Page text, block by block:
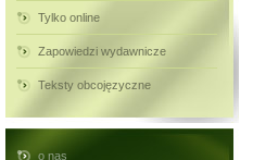
Tylko online
Zapowiedzi wydawnicze
Teksty obcojęzyczne
o nas